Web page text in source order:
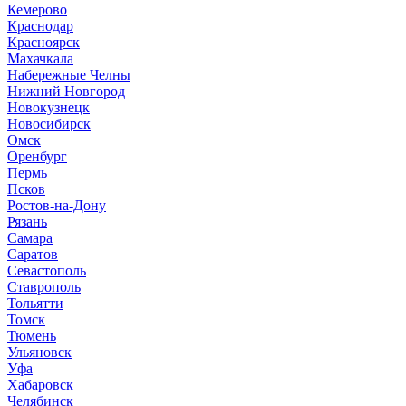
Кемерово
Краснодар
Красноярск
Махачкала
Набережные Челны
Нижний Новгород
Новокузнецк
Новосибирск
Омск
Оренбург
Пермь
Псков
Ростов-на-Дону
Рязань
Самара
Саратов
Севастополь
Ставрополь
Тольятти
Томск
Тюмень
Ульяновск
Уфа
Хабаровск
Челябинск